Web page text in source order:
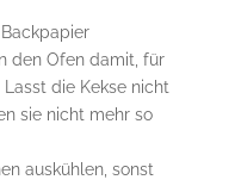
den Ofen damit, für
die Kekse nicht
sie nicht mehr so
auskühlen, sonst